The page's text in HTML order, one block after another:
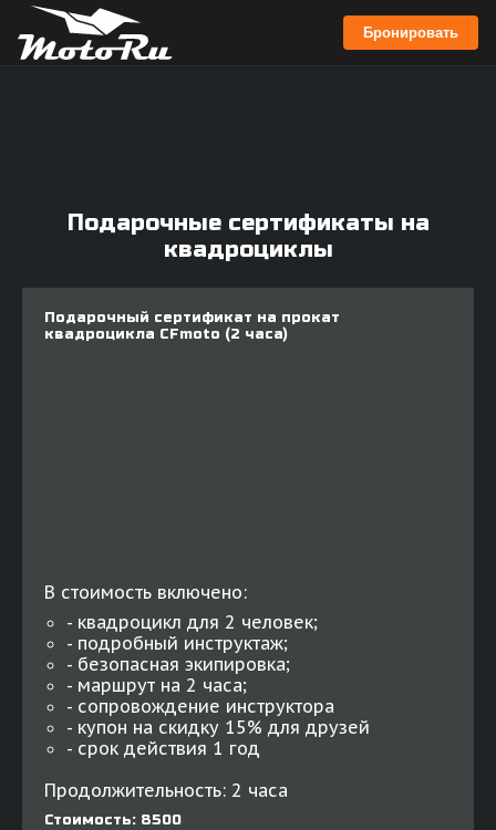
Бронировать
Подарочные сертификаты на
квадроциклы
Подарочный сертификат на прокат
квадроцикла CFmoto (2 часа)
В стоимость включено:
- квадроцикл для 2 человек;
- подробный инструктаж;
- безопасная экипировка;
- маршрут на 2 часа;
- сопровождение инструктора
- купон на скидку 15% для друзей
- срок действия 1 год
Продолжительность: 2 часа
Стоимость: 8500